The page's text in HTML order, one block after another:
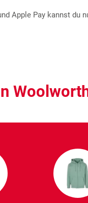
Apple Pay kannst du